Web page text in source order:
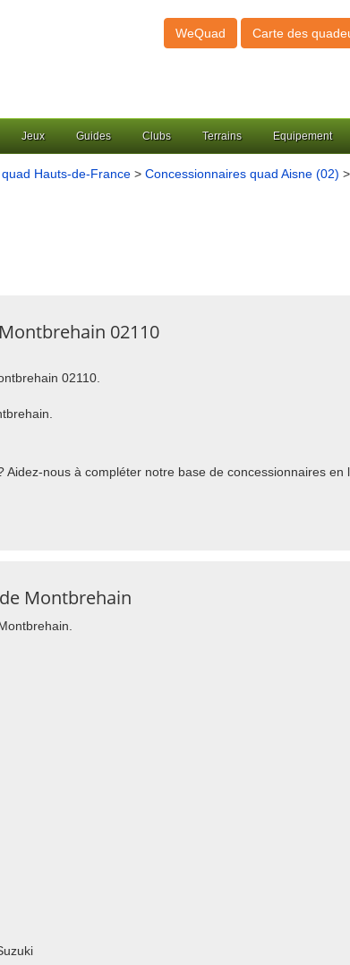
WeQuad Carte des
Jeux Guides Clubs Terrains Equipement
Hauts-de-France > Concessionnaires quad Aisne (02)
02110
02110.
nous à compléter notre base de concessionnaires en
Montbrehain